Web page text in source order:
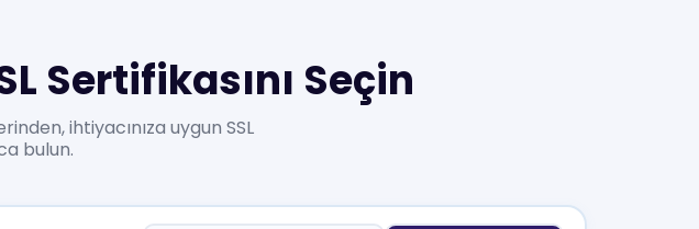
Sertifikasını Seçin
ihtiyacınıza uygun SSL
bulun.